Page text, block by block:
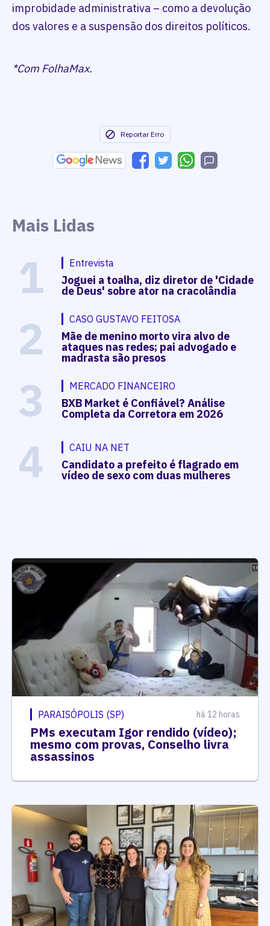
improbidade administrativa – como a devolução
dos valores e a suspensão dos direitos políticos.
*Com FolhaMax.
Reportar Erro
Mais Lidas
1 Entrevista
Joguei a toalha, diz diretor de 'Cidade
de Deus' sobre ator na cracolândia
2 CASO GUSTAVO FEITOSA
Mãe de menino morto vira alvo de
ataques nas redes; pai advogado e
madrasta são presos
3 MERCADO FINANCEIRO
BXB Market é Confiável? Análise
Completa da Corretora em 2026
4 CAIU NA NET
Candidato a prefeito é flagrado em
vídeo de sexo com duas mulheres
PARAISÓPOLIS (SP) há 12 horas
PMs executam Igor rendido (vídeo);
mesmo com provas, Conselho livra
assassinos